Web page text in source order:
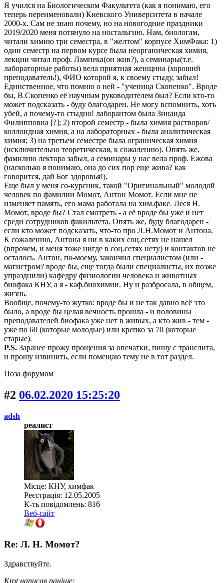
Я учился на Биологическом Факультета (как я понимаю, его
теперь переименовали) Киевского Университета в начале
2000-х. Сам не знаю почему, но на новогодние праздники
2019/2020 меня потянуло на ностальгию. Нам, биологам,
читали химию три семестра, в "желтом" корпусе ХимФака: 1)
один семестр на первом курсе была неорганическая химия,
лекции читал проф. Лампека(он жив?), а семинары(т.е.
лабораторные работы) вела приятная женщина (хороший
преподаватель!), ФИО которой я, к своему стыду, забыл!
Единственное, что помню о ней - "ученица Скопенко". Вроде
бы, В.Скопенко её научным руководителем был? Если кто-то
может подсказать - буду благодарен. Не могу вспомнить, хоть
убей, а почему-то стыдно! лаборантом была Зинаида
Филипповна [?]; 2) второй семестр - была химия растворов/
коллоидная химия, а на лабораторных - была аналитическая
химия; 3) на третьем семестре была ограническая химия
(исключительно теоретическая, к сожалению). Опять же,
фамилию лектора забыл, а семинары у нас вела проф. Ежова
(насколько я понимаю, она до сих пор еще жива? как
говорится, дай Бог здоровья!).
Еще был у меня со-курсник, такой "Оригинальный" молодой
человек по фамилии Момот, Антон Момот. Если мне не
изменяет память, его мама работала на хим.факе. Леся Н.
Момот, вроде бы? Стал смотреть - а её вроде бы уже и нет
среди сотрудников факильтета. Опять же, буду благодарен -
если кто может подсказать, что-то про Л.Н.Момот и Антона.
К сожалению, Антона я ни в каких соц.сетях не нашел
(впрочем, и меня тоже нигде в соц.сетях нету) и контактов не
осталось. Антон, по-моему, закончил специалистом (или -
магистром? вроде бы, еще тогда были специалисты, их позже
упразднили) кафедру физиологии человека и животных
биофака КНУ, а я - каф.биохимии. Ну и разбросала, в общем,
жизнь.
Вообще, почему-то жутко: вроде бы и не так давно всё это
было, а вроде бы целая вечность прошла - и половины
преподавателей биофака уже нет в живых, а кто жив - тем -
уже по 60 (которые молодые) или крепко за 70 (которые
старые).
P.S. Заранее прожу прощения за опечатки, пишу с транслита,
и прошу извинить, если помещаю тему не в тот раздел.
Поза форумом
#2 06.02.2020 15:25:20
adsh
реалист
Місце: КНУ, химфак
Реєстрація: 12.05.2005
К-ть повідомлень: 816
Веб-сайт
Re: Л. Н. Момот?
Здравствуйте.
Krot написав раніше: